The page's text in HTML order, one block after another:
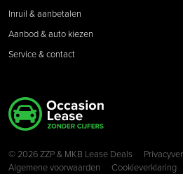
Inruil & aanbetalen
Aanbod & auto kiezen
Service & contact
Copyright
© 2026 ZZP & MKB Lease Deals
Algemene voorwaarden
Cookieverklaring